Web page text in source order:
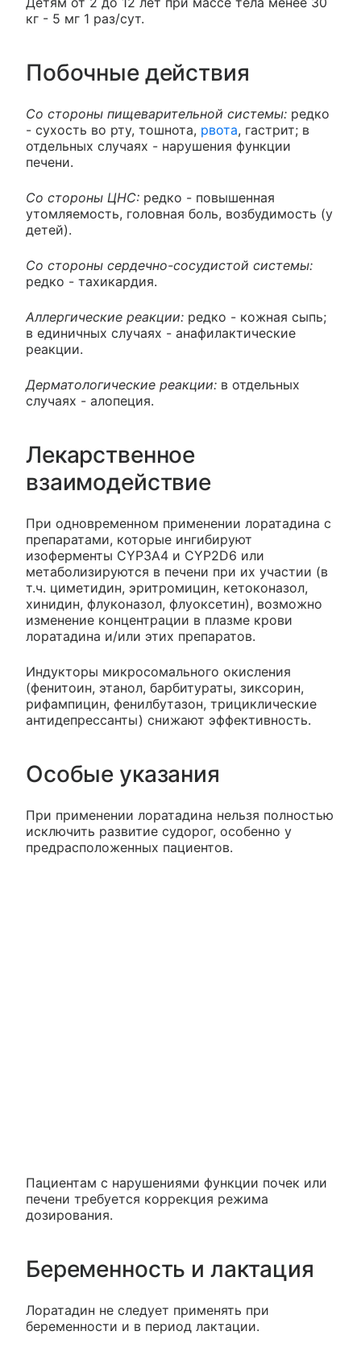
кг - 5 мг 1 раз/сут.
Побочные действия
Со стороны пищеварительной системы: редко
- сухость во рту, тошнота, рвота, гастрит; в
отдельных случаях - нарушения функции
печени.
Со стороны ЦНС: редко - повышенная
утомляемость, головная боль, возбудимость (у
детей).
Со стороны сердечно-сосудистой системы:
редко - тахикардия.
Аллергические реакции: редко - кожная сыпь;
в единичных случаях - анафилактические
реакции.
Дерматологические реакции: в отдельных
случаях - алопеция.
Лекарственное
взаимодействие
При одновременном применении лоратадина с
препаратами, которые ингибируют
изоферменты CYP3A4 и CYP2D6 или
метаболизируются в печени при их участии (в
т.ч. циметидин, эритромицин, кетоконазол,
хинидин, флуконазол, флуоксетин), возможно
изменение концентрации в плазме крови
лоратадина и/или этих препаратов.
Индукторы микросомального окисления
(фенитоин, этанол, барбитураты, зиксорин,
рифампицин, фенилбутазон, трициклические
антидепрессанты) снижают эффективность.
Особые указания
При применении лоратадина нельзя полностью
исключить развитие судорог, особенно у
предрасположенных пациентов.
Пациентам с нарушениями функции почек или
печени требуется коррекция режима
дозирования.
Беременность и лактация
Лоратадин не следует применять при
беременности и в период лактации.